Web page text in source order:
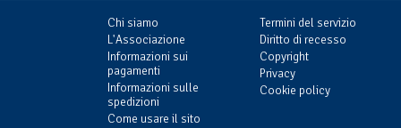
Chi siamo
L'Associazione
Informazioni sui
pagamenti
Informazioni sulle
spedizioni
Come usare il sito
Termini del servizio
Diritto di recesso
Copyright
Privacy
Cookie policy